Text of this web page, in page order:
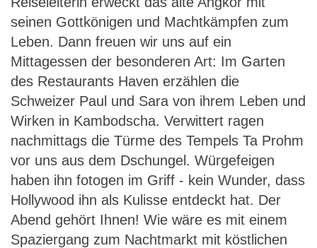
seinen Gottkönigen und Machtkämpfen zum
Leben. Dann freuen wir uns auf ein
Mittagessen der besonderen Art: Im Garten
des Restaurants Haven erzählen die
Schweizer Paul und Sara von ihrem Leben und
Wirken in Kambodscha. Verwittert ragen
nachmittags die Türme des Tempels Ta Prohm
vor uns aus dem Dschungel. Würgefeigen
haben ihn fotogen im Griff - kein Wunder, dass
Hollywood ihn als Kulisse entdeckt hat. Der
Abend gehört Ihnen! Wie wäre es mit einem
Spaziergang zum Nachtmarkt mit köstlichen